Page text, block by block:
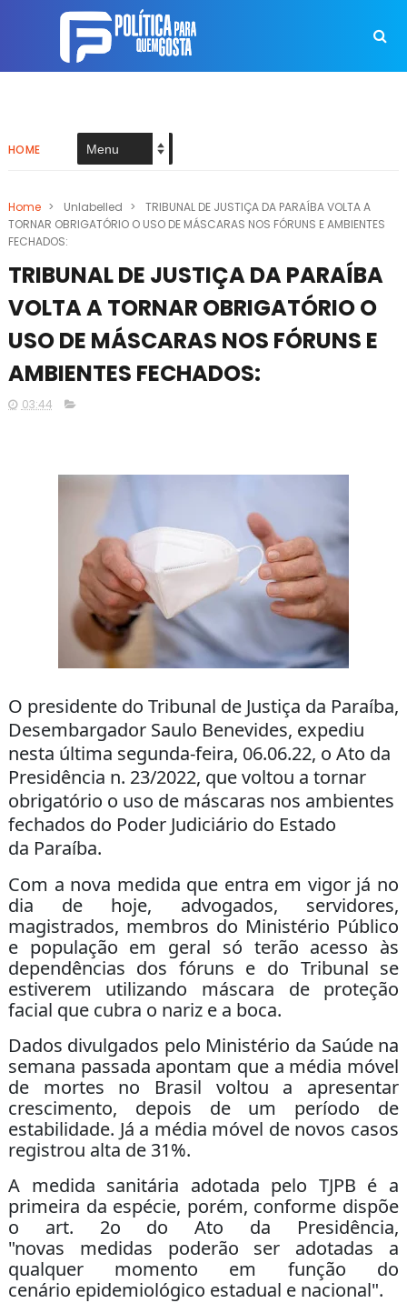
HOME
Home > Unlabelled >
TRIBUNAL DE JUSTIÇA DA PARAÍBA VOLTA A
TORNAR OBRIGATÓRIO O USO DE MÁSCARAS NOS FÓRUNS E AMBIENTES
FECHADOS:
TRIBUNAL DE JUSTIÇA DA PARAÍBA
VOLTA A TORNAR OBRIGATÓRIO O
USO DE MÁSCARAS NOS FÓRUNS E
AMBIENTES FECHADOS:
03:44
O presidente do Tribunal de Justiça da Paraíba,
Desembargador Saulo Benevides, expediu
nesta última segunda-feira, 06.06.22, o Ato da
Presidência n. 23/2022, que voltou a tornar
obrigatório o uso de máscaras nos ambientes
fechados do Poder Judiciário do Estado
da Paraíba.
Com a nova medida que entra em vigor já no
dia de hoje, advogados, servidores,
magistrados, membros do Ministério Público
e população em geral só terão acesso às
dependências dos fóruns e do Tribunal se
estiverem utilizando máscara de proteção
facial que cubra o nariz e a boca.
Dados divulgados pelo Ministério da Saúde na
semana passada apontam que a média móvel
de mortes no Brasil voltou a apresentar
crescimento, depois de um período de
estabilidade. Já a média móvel de novos casos
registrou alta de 31%.
A medida sanitária adotada pelo TJPB é a
primeira da espécie, porém, conforme dispõe
o art. 2o do Ato da Presidência,
"novas medidas poderão ser adotadas a
qualquer momento em função do
cenário epidemiológico estadual e nacional".